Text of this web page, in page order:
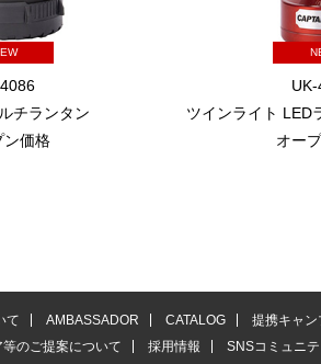
チランタン
ン価格
ツインライト LED
オー
て AMBASSADOR CATALOG 提携キャン
等のご提案について 採用情報 SNSコミュニ